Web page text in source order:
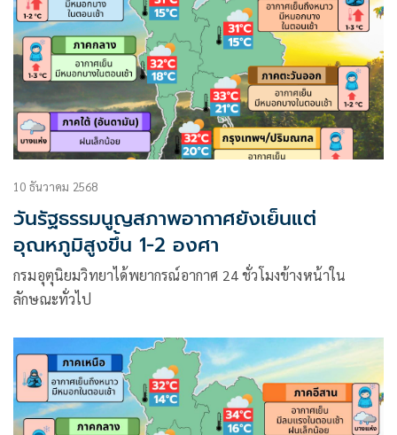
10 ธันวาคม 2568
วันรัฐธรรมนูญสภาพอากาศยังเย็นแต่
อุณหภูมิสูงขึ้น 1-2 องศา
กรมอุตุนิยมวิทยาได้พยากรณ์อากาศ 24 ชั่วโมงข้างหน้าใน
ลักษณะทั่วไป